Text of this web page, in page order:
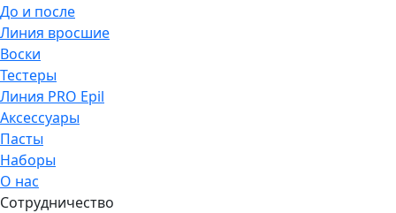
До и после
Линия вросшие
Воски
Тестеры
Линия PRO Epil
Аксессуары
Пасты
Наборы
О нас
Сотрудничество